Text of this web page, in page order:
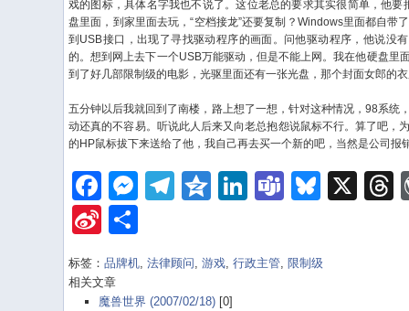
戏的图标，具体名字我也不说了。这位老总的要求其实很简单，他要
盘里面，到家里面去玩，“空档接龙”还要复制？Windows里面都自带
到USB接口，出现了寻找驱动程序的画面。问他驱动程序，他说没
的。想到网上去下一个USB万能驱动，但是不能上网。我在他硬盘里
到了好几部限制级的电影，光驱里面还有一张光盘，那个封面女郎的
五分钟以后我就回到了南楼，路上想了一想，针对这种情况，98系统
动还真的不容易。听说此人后来又向老总抱怨说鼠标不行。算了吧，
的HP鼠标拔下来送给了他，我自己再去买一个新的吧，当然是公司报
Facebook
Messenger
Telegram
Qzone
LinkedIn
TeamsX
Sina
Weibo
标签：品牌机 ,法律顾问 ,游戏 ,行政主管 ,限制级
相关文章
魔兽世界 (2007/02/18)[0]